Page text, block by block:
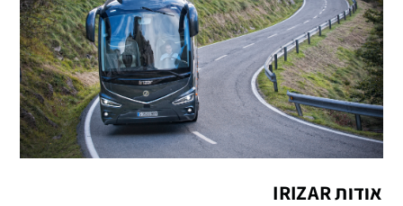
אודות IRIZAR